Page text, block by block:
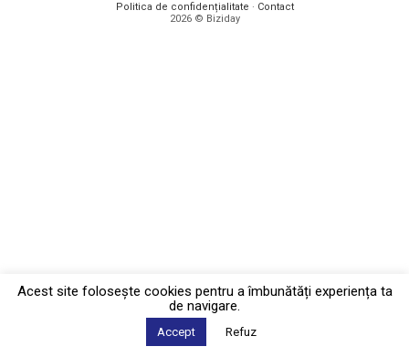
Politica de confidențialitate · Contact
2026 © Biziday
Acest site foloseşte cookies pentru a îmbunătăți experiența ta
de navigare.
Accept Refuz